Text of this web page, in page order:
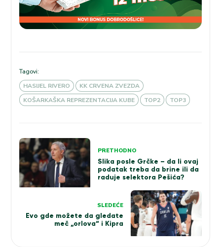
Tagovi:
HASIJEL RIVERO
KK CRVENA ZVEZDA
KOŠARKAŠKA REPREZENTACIJA KUBE
TOP2 TOP3
Kretanje
članka
PRETHODNO
Slika posle Grčke – da li ovaj
podatak treba da brine ili da
raduje selektora Pešića?
SLEDEĆE
Evo gde možete da gledate
meč „orlova“ i Kipra